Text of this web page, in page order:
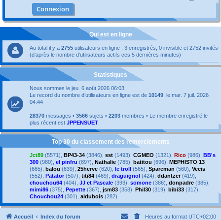
Qui est en ligne
Au total il y a 2755 utilisateurs en ligne : 3 enregistrés, 0 invisible et 2752 invités
(d’après le nombre d’utilisateurs actifs ces 5 dernières minutes)
Statistiques
Nous sommes le jeu. 6 août 2026 06:03
Le record du nombre d’utilisateurs en ligne est de 10149 , le mar. 7 juil. 2026
04:44
28370 messages • 3566 sujets • 2203 membres • Le membre enregistré le
plus récent est JPPENSUET
Top 30 du classement des remerciements
Jct89 (5571), BP43-34 (3846), sst (1493), CGMEO (1321), Rico (986), BB's
300 (980), el pinfru (897), Nathalie (785), batitou (696), MEPHISTO 13
(665), balou (639), 25herve (620), le troll (565), Spareman (560), Vecis
(552), Patator (507), titi84 (469), draguignol (424), ddantzer(419),
chouchou64 (404), JJ et Pascale (393), somone (386), donpadre (385),
mimi86 (375), Pepette (367), jsm83 (358), Phil30 (319), bibi33 (317),
Chouchou24 (301), aldubois (282)
Accueil Index du forum Heures au format UTC+02:00